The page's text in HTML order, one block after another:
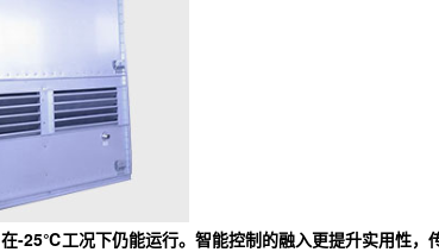
-25℃工况下仍能运行。智能控制的融入更提升实用性，